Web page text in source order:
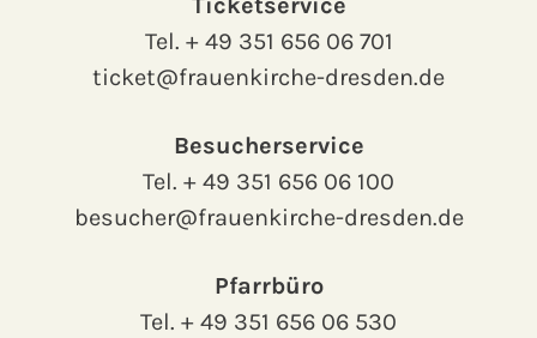
Ticketservice
Tel. + 49 351 656 06 701
ticket@frauenkirche-dresden.de
Besucherservice
Tel. + 49 351 656 06 100
besucher@frauenkirche-dresden.de
Pfarrbüro
Tel. + 49 351 656 06 530